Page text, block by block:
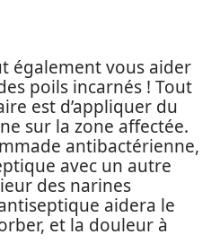
également vous aider
poils incarnés ! Tout
est d’appliquer du
sur la zone affectée.
antibactérienne,
avec un autre
des narines
aidera le
et la douleur à